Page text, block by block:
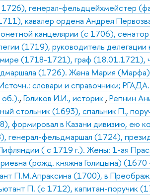
генерал-фельдцейхмейстер
кавалер ордена Андрея
канцелярии (с 1706),
(1719), руководитель
(1718-1721), граф (18.01.1721),
(1726). Жена Мария
словари и справочники;
об.).,Голиков И.И., историк ,Репнин
стольник (1693), спальник П.,
формировал в Казани дивизию, ею
генерал-фельдмаршал (1724),
( с 1719 г.). Жены: 1-ая
(рожд. княжна Голицына)
П.М.Апраксина (1700), в
П. (с 1712), капитан-поручик